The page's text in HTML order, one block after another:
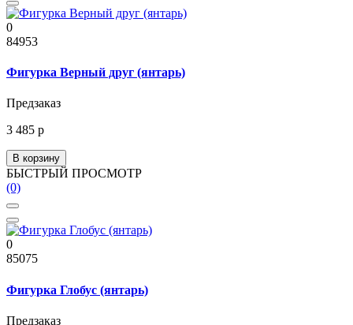
0
84953
Фигурка Верный друг (янтарь)
Предзаказ
3 485 р
В корзину
БЫСТРЫЙ ПРОСМОТР
(0)
0
85075
Фигурка Глобус (янтарь)
Предзаказ